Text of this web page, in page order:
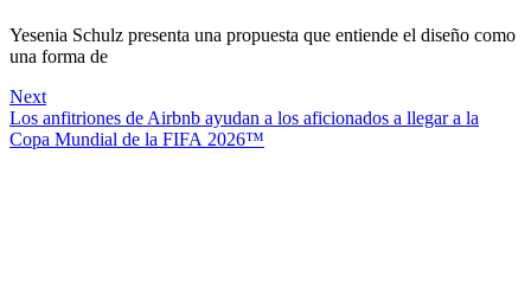
Yesenia Schulz presenta una propuesta que entiende el diseño como
una forma de
Next
Los anfitriones de Airbnb ayudan a los aficionados a llegar a la
Copa Mundial de la FIFA 2026™